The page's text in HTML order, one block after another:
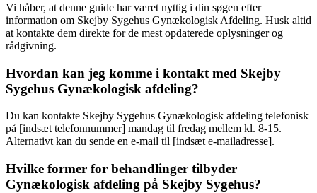
Vi håber, at denne guide har været nyttig i din søgen efter
information om Skejby Sygehus Gynækologisk Afdeling. Husk altid
at kontakte dem direkte for de mest opdaterede oplysninger og
rådgivning.
Hvordan kan jeg komme i kontakt med Skejby
Sygehus Gynækologisk afdeling?
Du kan kontakte Skejby Sygehus Gynækologisk afdeling telefonisk
på [indsæt telefonnummer] mandag til fredag mellem kl. 8-15.
Alternativt kan du sende en e-mail til [indsæt e-mailadresse].
Hvilke former for behandlinger tilbyder
Gynækologisk afdeling på Skejby Sygehus?